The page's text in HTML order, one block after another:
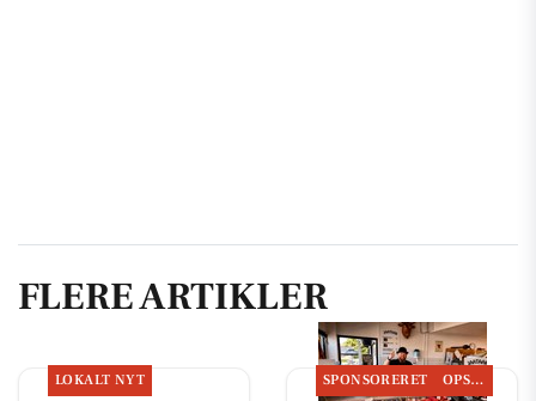
FLERE ARTIKLER
LOKALT NYT SPONSORERET OPSLAGSTAVLEN